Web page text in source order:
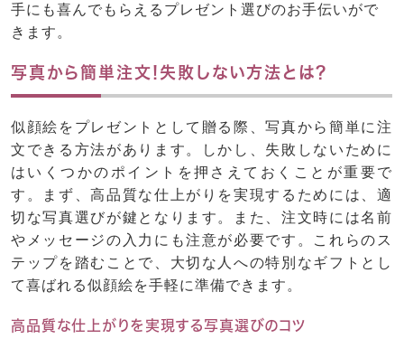
手にも喜んでもらえるプレゼント選びのお手伝いがで
きます。
写真から簡単注文!失敗しない方法とは?
似顔絵をプレゼントとして贈る際、写真から簡単に注
文できる方法があります。しかし、失敗しないために
はいくつかのポイントを押さえておくことが重要で
す。まず、高品質な仕上がりを実現するためには、適
切な写真選びが鍵となります。また、注文時には名前
やメッセージの入力にも注意が必要です。これらのス
テップを踏むことで、大切な人への特別なギフトとし
て喜ばれる似顔絵を手軽に準備できます。
高品質な仕上がりを実現する写真選びのコツ